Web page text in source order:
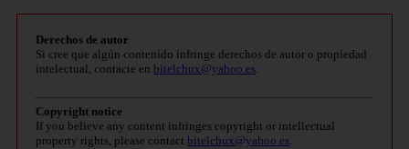
Derechos de autor
Si cree que algún contenido infringe derechos de autor o propiedad
intelectual, contacte en bitelchux@yahoo.es.
Copyright notice
If you believe any content infringes copyright or intellectual
property rights, please contact bitelchux@yahoo.es.